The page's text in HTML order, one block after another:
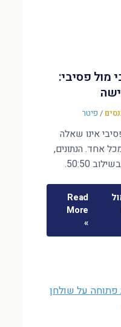
מול פסיבי:
/ פיטר
אינו שאלה
אחד. הנתונים,
50:50.
Read
More
»